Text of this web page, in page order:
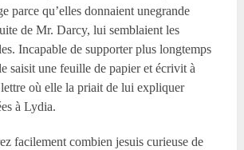
parce qu’elles donnaient unegrande
de Mr. Darcy, lui semblaient les
Incapable de supporter plus longtemps
saisit une feuille de papier et écrivit à
où elle la priait de lui expliquer
à Lydia.
facilement combien jesuis curieuse de